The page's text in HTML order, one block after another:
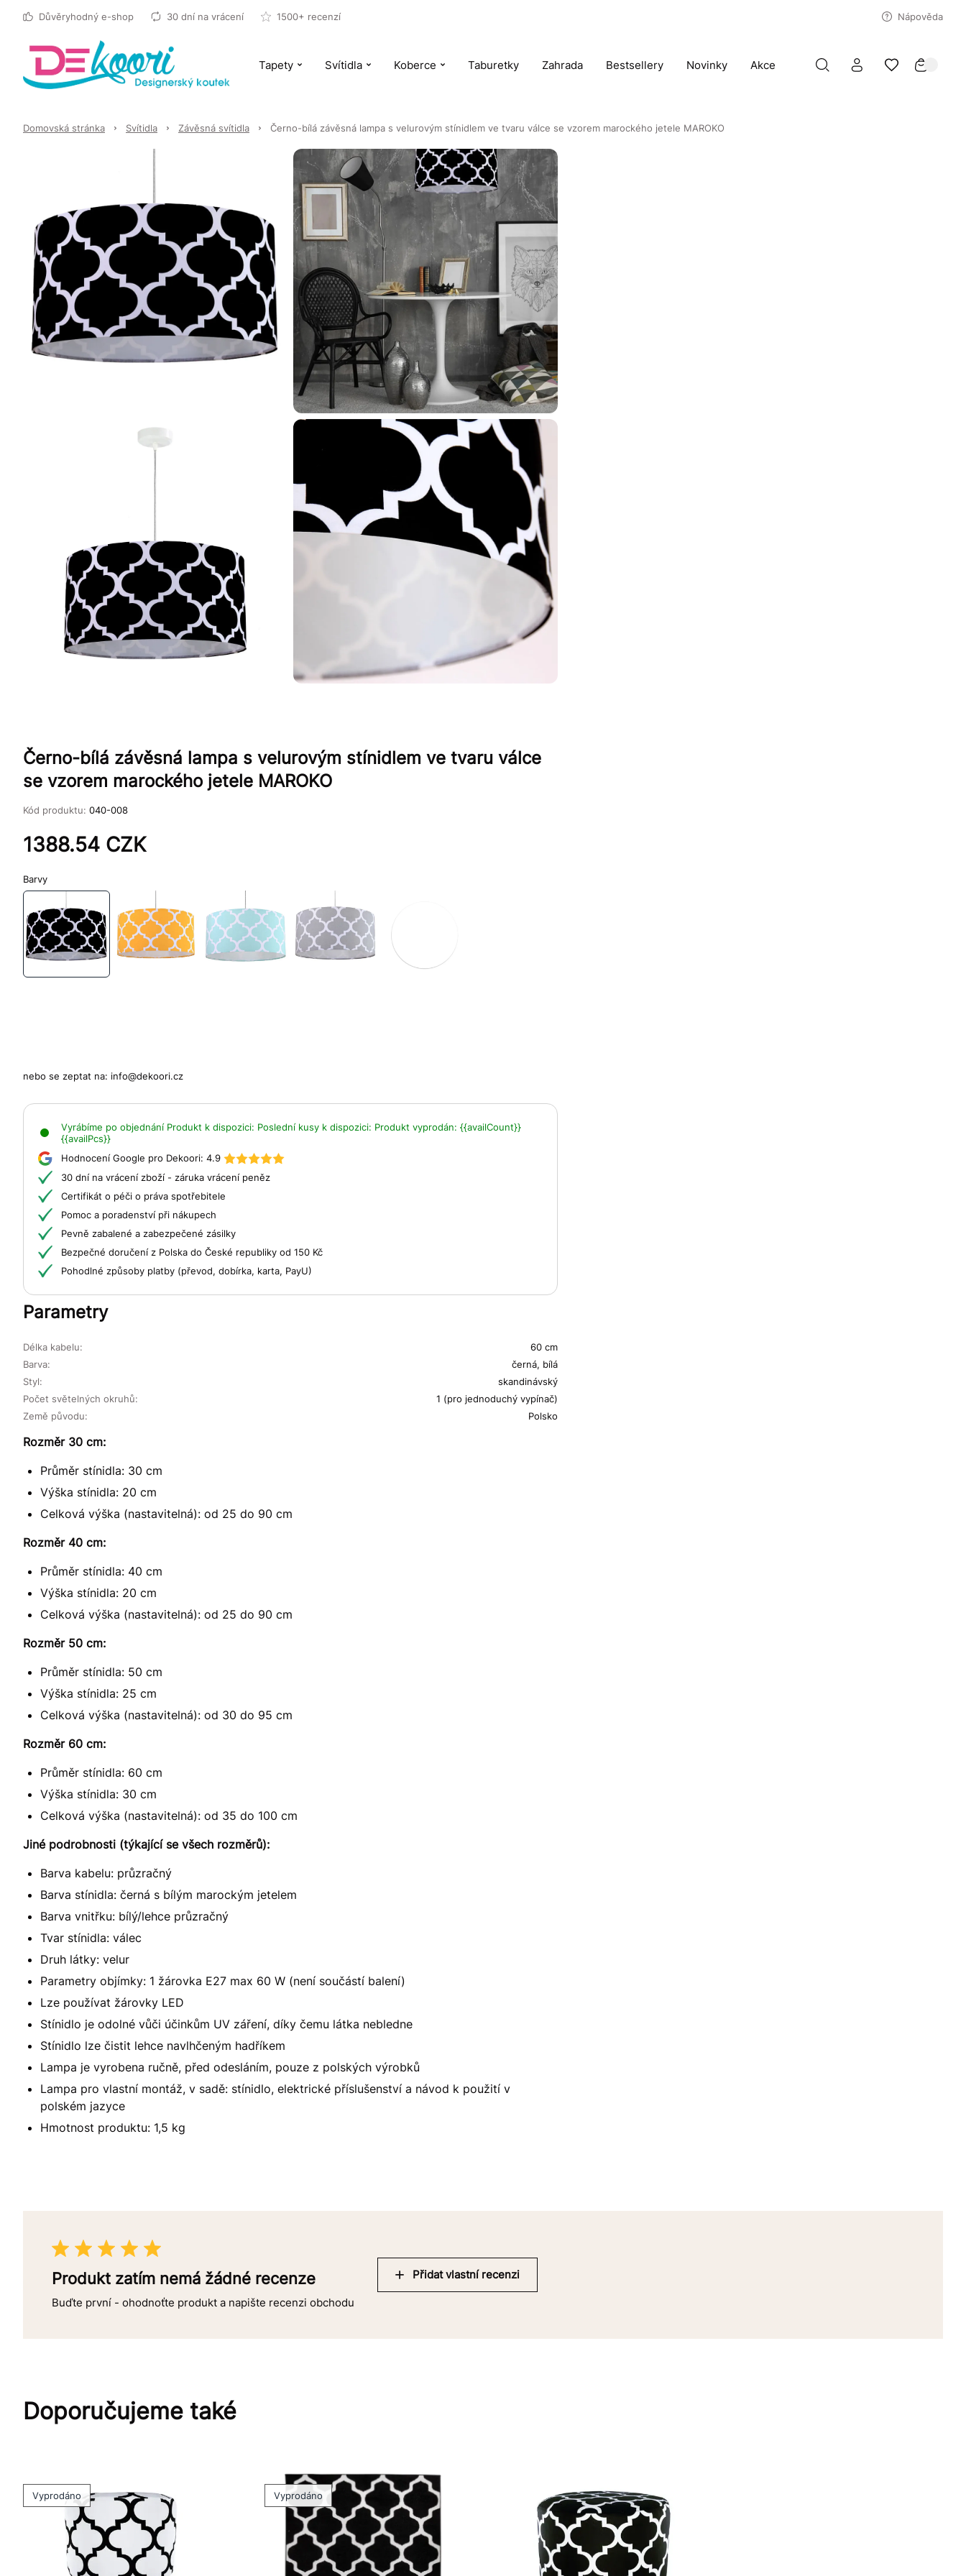
Důvěryhodný e-shop 30 dní na vrácení 1500+ recenzí Nápověda
Tapety Svítidla Koberce Taburetky Zahrada Bestsellery Novinky Akce
Domovská stránka Svítidla Závěsná svítidla Černo-bílá závěsná lampa s velurovým stínidlem ve tvaru válce se vzorem marockého jetele MAROKO
Černo-bílá závěsná lampa s velurovým stínidlem ve tvaru válce
se vzorem marockého jetele MAROKO
Kód produktu: 040-008
1388.54 CZK
Barvy
nebo se zeptat na: info@dekoori.cz
Vyrábíme po objednání Produkt k dispozici: Poslední kusy k dispozici: Produkt vyprodán: {{availCount}}
{{availPcs}}
Hodnocení Google pro Dekoori: 4.9
30 dní na vrácení zboží - záruka vrácení peněz
Certifikát o péči o práva spotřebitele
Pomoc a poradenství při nákupech
Pevně zabalené a zabezpečené zásilky
Bezpečné doručení z Polska do České republiky od 150 Kč
Pohodlné způsoby platby (převod, dobírka, karta, PayU)
Parametry
Barva: černá, bílá
Země původu: Polsko
Styl:
skandinávský
Počet světelných okruhů:
1 (pro jednoduchý vypínač)
Délka kabelu: 60 cm
Rozměr 30 cm:
Průměr stínidla: 30 cm
Výška stínidla: 20 cm
Celková výška (nastavitelná): od 25 do 90 cm
Rozměr 40 cm:
Průměr stínidla: 40 cm
Výška stínidla: 20 cm
Celková výška (nastavitelná): od 25 do 90 cm
Rozměr 50 cm:
Průměr stínidla: 50 cm
Výška stínidla: 25 cm
Celková výška (nastavitelná): od 30 do 95 cm
Rozměr 60 cm:
Průměr stínidla: 60 cm
Výška stínidla: 30 cm
Celková výška (nastavitelná): od 35 do 100 cm
Jiné podrobnosti (týkající se všech rozměrů):
Barva kabelu: průzračný
Barva stínidla: černá s bílým marockým jetelem
Barva vnitřku: bílý/lehce průzračný
Tvar stínidla: válec
Druh látky: velur
Parametry objímky: 1 žárovka E27 max 60 W (není součástí balení)
Lze používat žárovky LED
Stínidlo je odolné vůči účinkům UV záření, díky čemu látka nebledne
Stínidlo lze čistit lehce navlhčeným hadříkem
Lampa je vyrobena ručně, před odesláním, pouze z polských výrobků
Lampa pro vlastní montáž, v sadě: stínidlo, elektrické příslušenství a návod k použití v
polském jazyce
Hmotnost produktu: 1,5 kg
Produkt zatím nemá žádné recenze
Buďte první - ohodnoťte produkt a napište recenzi obchodu
Přidat vlastní recenzi
Doporučujeme také
Vyprodáno Vyprodáno